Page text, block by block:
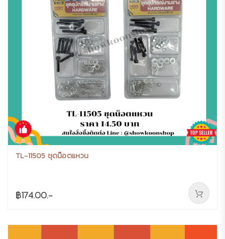
TL-11505 ชุดน็อตแหวน
฿174.00.-